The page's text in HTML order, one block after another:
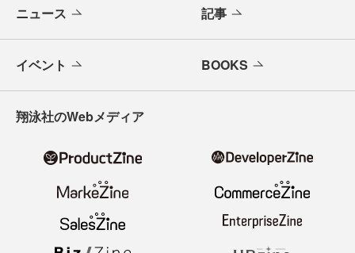
ニュース 記事
イベント BOOKS
翔泳社のWebメディア